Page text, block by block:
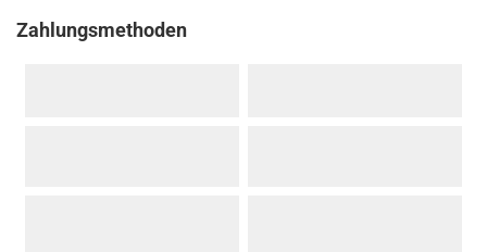
Zahlungsmethoden